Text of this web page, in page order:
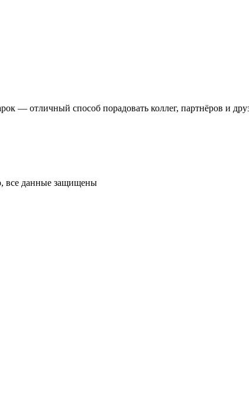
— отличный способ порадовать коллег, партнёров и
все данные защищены